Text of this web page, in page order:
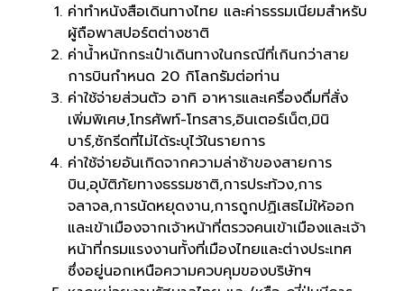
ค่าทำหนังสือเดินทางไทย และค่าธรรมเนียมสำหรับ
ผู้ถือพาสปอร์ตต่างชาติ
ค่าน้ำหนักกระเป๋าเดินทางในกรณีที่เกินกว่าสาย
การบินกำหนด 20 กิโลกรัมต่อท่าน
ค่าใช้จ่ายส่วนตัว อาทิ อาหารและเครื่องดื่มที่สั่ง
เพิ่มพิเศษ,โทรศัพท์-โทรสาร,อินเตอร์เน็ต,มินิ
บาร์,ซักรีดที่ไม่ได้ระบุไว้ในรายการ
ค่าใช้จ่ายอันเกิดจากความล่าช้าของสายการ
บิน,อุบัติภัยทางธรรมชาติ,การประท้วง,การ
จลาจล,การนัดหยุดงาน,การถูกปฏิเสธไม่ให้ออก
และเข้าเมืองจากเจ้าหน้าที่ตรวจคนเข้าเมืองและเจ้า
หน้าที่กรมแรงงานทั้งที่เมืองไทยและต่างประเทศ
ซึ่งอยู่นอกเหนือความควบคุมของบริษัทฯ